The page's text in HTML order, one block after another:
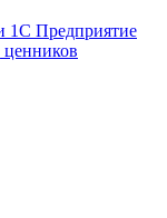
1С Предприятие
ценников